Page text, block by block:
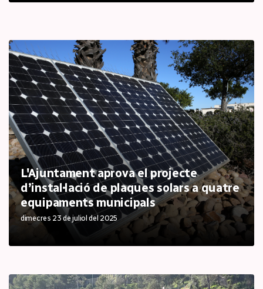
L'Ajuntament aprova el projecte
d’instal·lació de plaques solars a quatre
equipaments municipals
dimecres 23 de juliol del 2025